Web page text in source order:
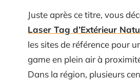
Juste après ce titre, vous
Laser Tag d’Extérieur
les sites de référence pour
game en plein air à
Dans la région, plusieurs